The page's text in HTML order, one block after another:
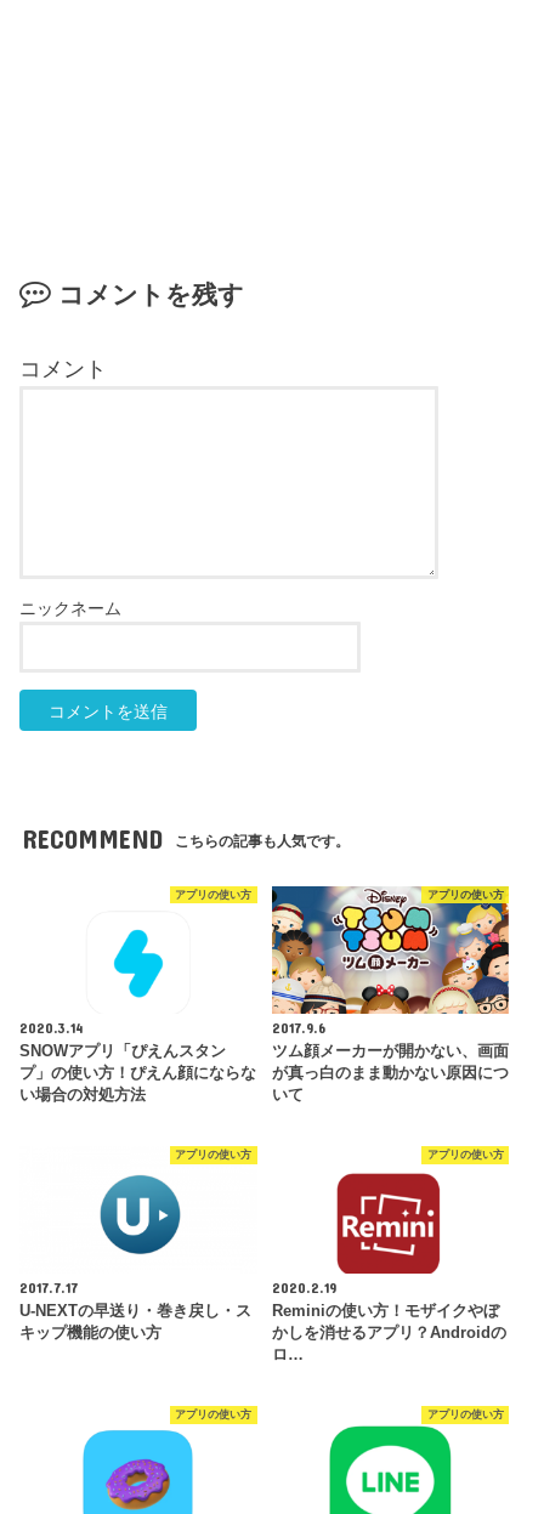
コメントを残す
RECOMMEND こちらの記事も人気です。
アプリの使い方
2020.3.14
SNOWアプリ「ぴえんスタン
プ」の使い方！ぴえん顔にならな
い場合の対処方法
アプリの使い方
2017.9.6
ツム顔メーカーが開かない、画面
が真っ白のまま動かない原因につ
いて
アプリの使い方
2017.7.17
U-NEXTの早送り・巻き戻し・ス
キップ機能の使い方
アプリの使い方
2020.2.19
Reminiの使い方！モザイクやぼ
かしを消せるアプリ？Androidの
ロ…
アプリの使い方 アプリの使い方